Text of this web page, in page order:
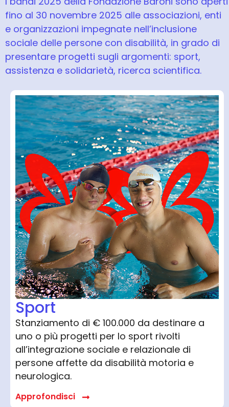
fino al 30 novembre 2025 alle associazioni, enti
e organizzazioni impegnate nell’inclusione
sociale delle persone con disabilità, in grado di
presentare progetti sugli argomenti: sport,
assistenza e solidarietà, ricerca scientifica.
Sport
Stanziamento di € 100.000 da destinare a
uno o più progetti per lo sport rivolti
all’integrazione sociale e relazionale di
persone affette da disabilità motoria e
neurologica.
Approfondisci